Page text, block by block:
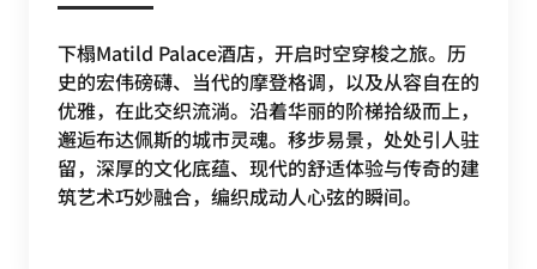
下榻Matild Palace酒店，开启时空穿梭之旅。历
史的宏伟磅礴、当代的摩登格调，以及从容自在的
优雅，在此交织流淌。沿着华丽的阶梯拾级而上，
邂逅布达佩斯的城市灵魂。移步易景，处处引人驻
留，深厚的文化底蕴、现代的舒适体验与传奇的建
筑艺术巧妙融合，编织成动人心弦的瞬间。